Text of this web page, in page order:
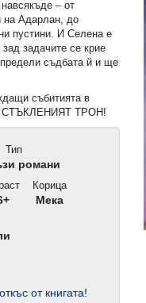
– от
на Адарлан, до
пустини. И Селена е
задачите се крие
съдбата й и ще
събитията в
СТЪКЛЕНИЯТ ТРОН!
Тип
романи
Корица
Мека
от книгата!